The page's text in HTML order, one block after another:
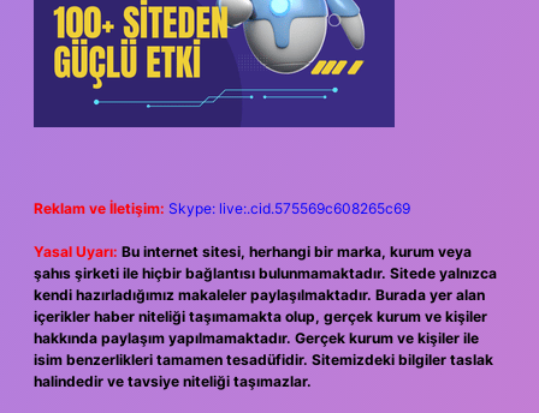
Reklam ve İletişim: Skype: live:.cid.575569c608265c69
Yasal Uyarı: Bu internet sitesi, herhangi bir marka, kurum veya
şahıs şirketi ile hiçbir bağlantısı bulunmamaktadır. Sitede yalnızca
kendi hazırladığımız makaleler paylaşılmaktadır. Burada yer alan
içerikler haber niteliği taşımamakta olup, gerçek kurum ve kişiler
hakkında paylaşım yapılmamaktadır. Gerçek kurum ve kişiler ile
isim benzerlikleri tamamen tesadüfidir. Sitemizdeki bilgiler taslak
halindedir ve tavsiye niteliği taşımazlar.